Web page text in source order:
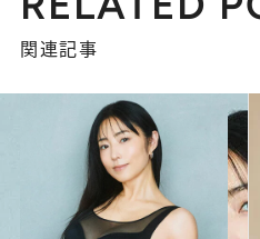
関連記事